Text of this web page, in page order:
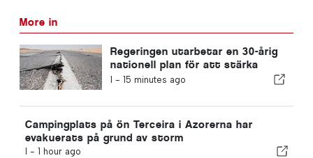
More in
Regeringen utarbetar en 30-årig
nationell plan för att stärka
Portugals motståndskraft mot
I - 15 minutes ago
Campingplats på ön Terceira i Azorerna har
evakuerats på grund av storm
I - 1 hour ago